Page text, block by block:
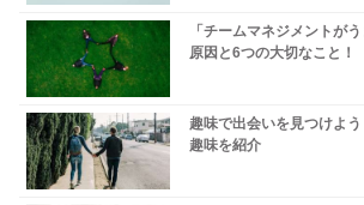
「チームマネジメントが
原因と6つの大切なこと！
趣味で出会いを見つけよ
趣味を紹介